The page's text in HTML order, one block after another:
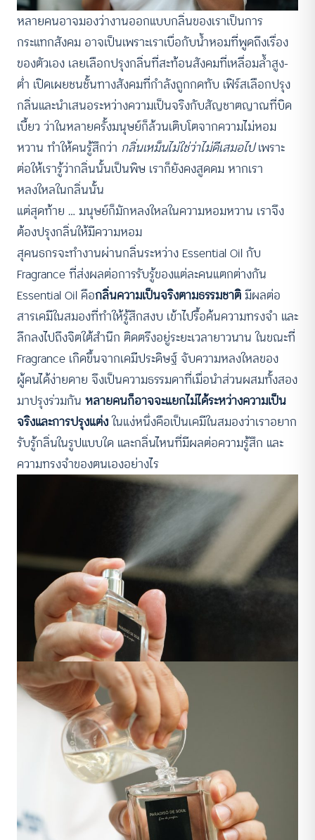
หลายคนอาจมองว่างานออกแบบกลิ่นของเราเป็นการ
กระแทกสังคม อาจเป็นเพราะเราเบื่อกับน้ำหอมที่พูดถึงเรื่อง
ของตัวเอง เลยเลือกปรุงกลิ่นที่สะท้อนสังคมที่เหลื่อมล้ำสูง-
ต่ำ เปิดเผยชนชั้นทางสังคมที่กำลังถูกกดทับ เฟิร์สเลือกปรุง
กลิ่นและนำเสนอระหว่างความเป็นจริงกับสัญชาตญาณที่บิด
เบี้ยว ว่าในหลายครั้งมนุษย์ก็ล้วนเติบโตจากความไม่หอม
หวาน ทำให้คนรู้สึกว่า กลิ่นเหม็นไม่ใช่ว่าไม่ดีเสมอไปเพราะ
ต่อให้เรารู้ว่ากลิ่นนั้นเป็นพิษ เราก็ยังคงสูดดม หากเรา
หลงใหลในกลิ่นนั้น
แต่สุดท้าย … มนุษย์ก็มักหลงใหลในความหอมหวาน เราจึง
ต้องปรุงกลิ่นให้มีความหอม
สุคนธกรจะทำงานผ่านกลิ่นระหว่าง Essential Oil กับ
Fragrance ที่ส่งผลต่อการรับรู้ของแต่ละคนแตกต่างกัน
Essential Oil คือกลิ่นความเป็นจริงตามธรรมชาติมีผลต่อ
สารเคมีในสมองที่ทำให้รู้สึกสงบ เข้าไปรื้อค้นความทรงจำ และ
ลึกลงไปถึงจิตใต้สำนึก ติดตรึงอยู่ระยะเวลายาวนาน ในขณะที่
Fragrance เกิดขึ้นจากเคมีประดิษฐ์ จับความหลงใหลของ
ผู้คนได้ง่ายดาย จึงเป็นความธรรมดาที่เมื่อนำส่วนผสมทั้งสอง
มาปรุงร่วมกัน หลายคนก็อาจจะแยกไม่ได้ระหว่างความเป็น
จริงและการปรุงแต่งในแง่หนึ่งคือเป็นเคมีในสมองว่าเราอยาก
รับรู้กลิ่นในรูปแบบใด และกลิ่นไหนที่มีผลต่อความรู้สึก และ
ความทรงจำของตนเองอย่างไร